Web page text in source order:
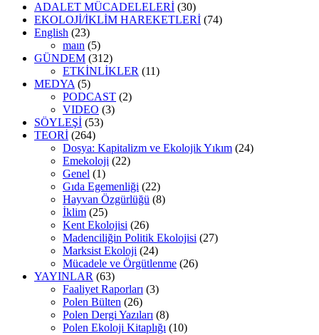
ADALET MÜCADELELERİ (30)
EKOLOJİ/İKLİM HAREKETLERİ (74)
English (23)
maın (5)
GÜNDEM (312)
ETKİNLİKLER (11)
MEDYA (5)
PODCAST (2)
VIDEO (3)
SÖYLEŞİ (53)
TEORİ (264)
Dosya: Kapitalizm ve Ekolojik Yıkım (24)
Emekoloji (22)
Genel (1)
Gıda Egemenliği (22)
Hayvan Özgürlüğü (8)
İklim (25)
Kent Ekolojisi (26)
Madenciliğin Politik Ekolojisi (27)
Marksist Ekoloji (24)
Mücadele ve Örgütlenme (26)
YAYINLAR (63)
Faaliyet Raporları (3)
Polen Bülten (26)
Polen Dergi Yazıları (8)
Polen Ekoloji Kitaplığı (10)